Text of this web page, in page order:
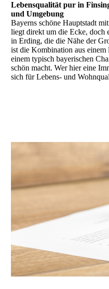
Lebensqualität pur in
und Umgebung
Bayerns schöne Hauptstadt
liegt direkt um die Ecke, doch
in Erding, die die Nähe der
ist die Kombination aus
einem typisch bayerischen
schön macht. Wer hier eine
sich für Lebens- und